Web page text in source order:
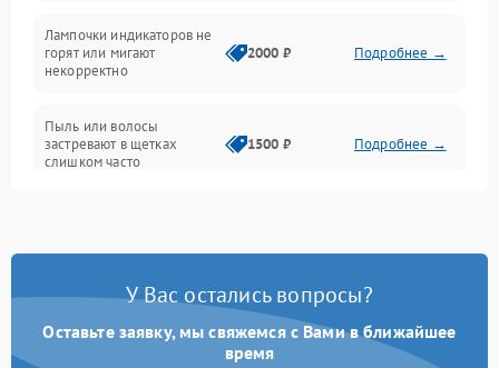
Батарея
Программные сбои
Лампочки индикаторов не
горят или мигают
некорректно
2000 ₽ Подробнее →
Пыль или волосы
застревают в щетках
слишком часто
1500 ₽ Подробнее →
У Вас остались вопросы?
Оставьте заявку, мы свяжемся с Вами в ближайшее
время